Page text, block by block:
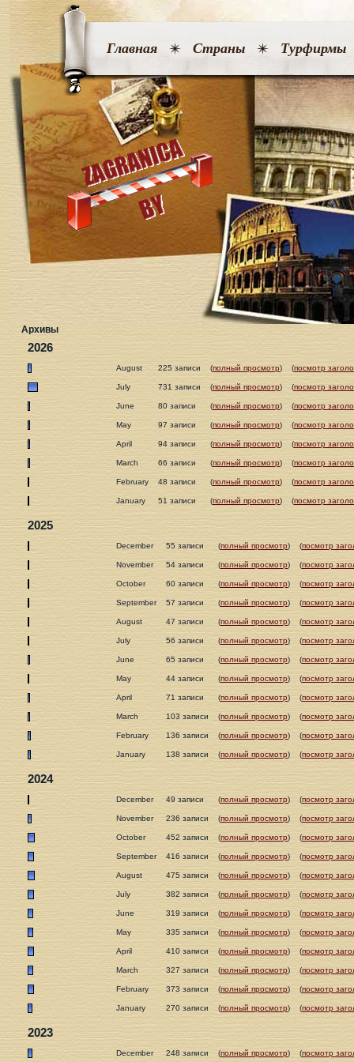
Главная Страны Турфирмы
Архивы
2026
August 225 записи (полный просмотр) (посмотр
July 731 записи (полный просмотр) (посмотр
June 80 записи (полный просмотр) (посмотр
May 97 записи (полный просмотр) (посмотр
April 94 записи (полный просмотр) (посмотр
March 66 записи (полный просмотр) (посмотр
February 48 записи (полный просмотр) (посмотр
January 51 записи (полный просмотр) (посмотр
2025
December 55 записи (полный просмотр) (посмотр
November 54 записи (полный просмотр) (посмотр
October 60 записи (полный просмотр) (посмотр
September 57 записи (полный просмотр) (посмотр
August 47 записи (полный просмотр) (посмотр
July 56 записи (полный просмотр) (посмотр
June 65 записи (полный просмотр) (посмотр
May 44 записи (полный просмотр) (посмотр
April 71 записи (полный просмотр) (посмотр
March 103 записи (полный просмотр) (посмотр
February 136 записи (полный просмотр) (посмотр
January 138 записи (полный просмотр) (посмотр
2024
December 49 записи (полный просмотр) (посмотр
November 236 записи (полный просмотр) (посмотр
October 452 записи (полный просмотр) (посмотр
September 416 записи (полный просмотр) (посмотр
August 475 записи (полный просмотр) (посмотр
July 382 записи (полный просмотр) (посмотр
June 319 записи (полный просмотр) (посмотр
May 335 записи (полный просмотр) (посмотр
April 410 записи (полный просмотр) (посмотр
March 327 записи (полный просмотр) (посмотр
February 373 записи (полный просмотр) (посмотр
January 270 записи (полный просмотр) (посмотр
2023
December 248 записи (полный просмотр) (посмотр